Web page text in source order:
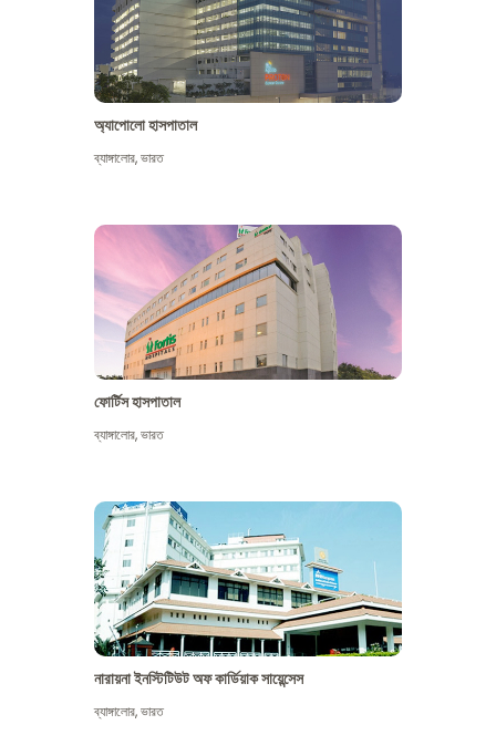
অ্যাপোলো হাসপাতাল
ব্যাঙ্গালোর,ভারত
ফোর্টিস হাসপাতাল
ব্যাঙ্গালোর,ভারত
নারায়না ইনস্টিটিউট অফ কার্ডিয়াক সায়েন্সেস
ব্যাঙ্গালোর,ভারত